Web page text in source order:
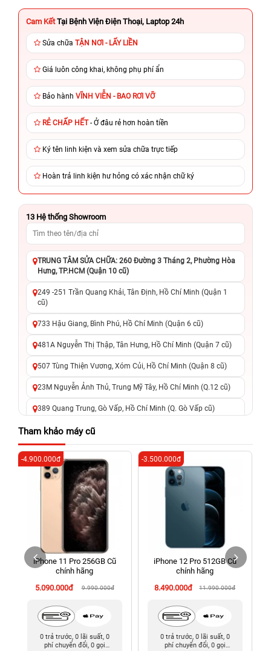
Cam Kết Tại Bệnh Viện Điện Thoại, Laptop 24h
Sửa chữa TẬN NƠI - LẤY LIỀN
Giá luôn công khai, không phụ phí ẩn
Bảo hành VĨNH VIỄN - BAO RƠI VỠ
RẺ CHẤP HẾT- Ở đâu rẻ hơn hoàn tiền
Ký tên linh kiện và xem sửa chữa trực tiếp
Hoàn trả linh kiện hư hỏng có xác nhận chữ ký
13 Hệ thống Showroom
TRUNG TÂM SỬA CHỮA: 260 Đường 3 Tháng 2, Phường Hòa
Hưng, TP.HCM (Quận 10 cũ)
249 -251 Trần Quang Khải, Tân Định, Hồ Chí Minh (Quận 1
cũ)
733 Hậu Giang, Bình Phú, Hồ Chí Minh (Quận 6 cũ)
481A Nguyễn Thị Thập, Tân Hưng, Hồ Chí Minh (Quận 7 cũ)
507 Tùng Thiện Vương, Xóm Củi, Hồ Chí Minh (Quận 8 cũ)
23M Nguyễn Ảnh Thủ, Trung Mỹ Tây, Hồ Chí Minh (Q.12 cũ)
389 Quang Trung, Gò Vấp, Hồ Chí Minh (Q. Gò Vấp cũ)
625 - 625A Âu Cơ, Tân Phú, Hồ Chí Minh (Quận Tân Phú cũ)
326 Lê Văn Việt, Tăng Nhơn Phú, Hồ Chí Minh (Q.9 TP. Thủ
Đức cũ)
256 Võ Văn Ngân, Thủ Đức, Hồ Chí Minh (Bình Thọ, TP. Thủ
Đức Cũ)
70 Nguyễn An Ninh, Dĩ An, Hồ Chí Minh (Bình Dương Cũ)
24h Vũng Tàu: 162A Ba Cu, Vũng Tàu, Hồ Chí Minh (TP. Vũng
Tàu cũ)
198 Hoàng Văn Thụ, Tân Sơn Nhất, Hồ Chí Minh (Tân Bình
Tham khảo máy cũ
iPhone 11 Pro 256GB Cũ
chính hãng
5.090.000đ
9.990.000đ
-4.900.000đ
0 trả trước, 0 lãi suất, 0
phí chuyển đổi, 0 gọi
iPhone 12 Pro 512GB Cũ
chính hãng
8.490.000đ
11.990.000đ
-3.500.000đ
0 trả trước, 0 lãi suất, 0
phí chuyển đổi, 0 gọi